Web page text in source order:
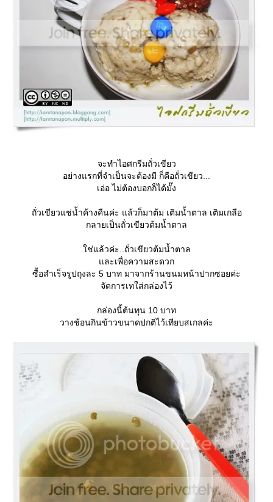
จะทำไอศกรีมถั่วเขียว
อย่างแรกที่จำเป็นจะต้องมี ก็คือถั่วเขียว...
เอ่อ ไม่ต้องบอกก็ได้มั๊ง
ถั่วเขียวแช่น้ำค้างคืนค่ะ แล้วก็มาต้ม เติมน้ำตาล เติมเกลือ
กลายเป็นถั่วเขียวต้มน้ำตาล
ช่แล้วค่ะ..ถั่วเขียวต้มน้ำตาล
ละเพื่อความสะดวก
ซื้อสำเร็จรูปถุงละ 5 บาท มาจากร้านขนมหน้าปากซอยค่ะ
จัดการเทใส่กล่องไว้
กล่องนี้ต้นทุน 10 บาท
วางช้อนกินข้าวขนาดปกติไว้เทียบสเกลค่ะ